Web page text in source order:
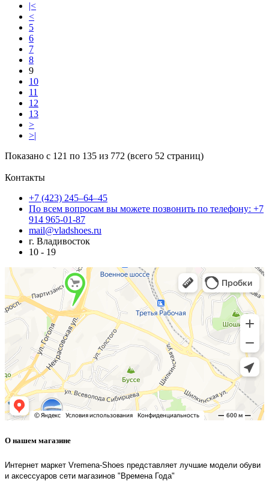
|<
<
5
6
7
8
9
10
11
12
13
>
>|
Показано с 121 по 135 из 772 (всего 52 страниц)
Контакты
+7 (423) 245–64–45
По всем вопросам вы можете позвонить по телефону: +7
914 965-01-87
mail@vladshoes.ru
г. Владивосток
10 - 19
О нашем магазине
Интернет маркет Vremena-Shoes представляет лучшие модели обуви
и аксессуаров сети магазинов "Времена Года"